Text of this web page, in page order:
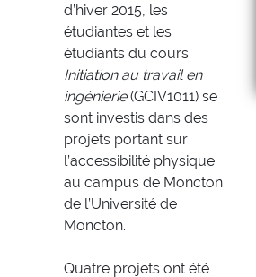
d’hiver 2015, les
étudiantes et les
étudiants du cours
Initiation au travail en
ingénierie(GCIV1011) se
sont investis dans des
projets portant sur
l’accessibilité physique
au campus de Moncton
de l’Université de
Moncton.
Quatre projets ont été